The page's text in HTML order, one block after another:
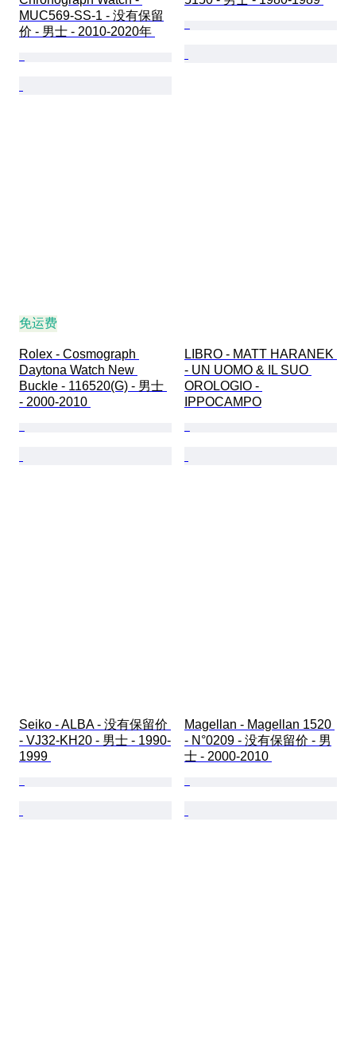
MUC569-SS-1 - 没有保留
价 - 男士 - 2010-2020年
免运费
Rolex - Cosmograph
Daytona Watch New
Buckle - 116520(G) - 男士
- 2000-2010
LIBRO - MATT HARANEK
- UN UOMO & IL SUO
OROLOGIO -
IPPOCAMPO
Seiko - ALBA - 没有保留价
- VJ32-KH20 - 男士 - 1990-
1999
Magellan - Magellan 1520
- N°0209 - 没有保留价 - 男
士 - 2000-2010